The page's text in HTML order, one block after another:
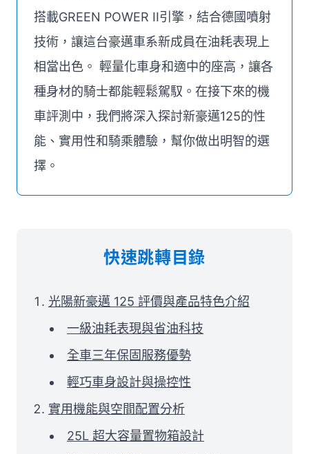
搭載GREEN POWER II引擎，結合德國噴射
技術，讓這台豪邁車系新成員在油耗表現上
相當出色。 輕量化車身和適中的座高，讓各
種身材的騎士都能輕鬆駕馭。在接下來的機
車評測中，我們將深入探討新豪邁125的性
能、實用性和騎乘體驗，幫你做出明智的選
擇。
快速跳轉目錄
光陽新豪邁 125 評價與產品特色介紹
一級油耗表現與省油科技
全車三年保固服務優勢
輕巧車身設計與操控性
實用機能與空間配置分析
25L 超大容量置物箱設計